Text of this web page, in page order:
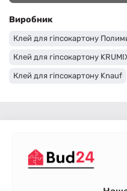
Виробник
Клей для гіпсокартону
Клей для гіпсокартону
Клей для гіпсокартону Knauf